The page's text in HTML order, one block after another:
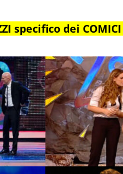
specifico dei